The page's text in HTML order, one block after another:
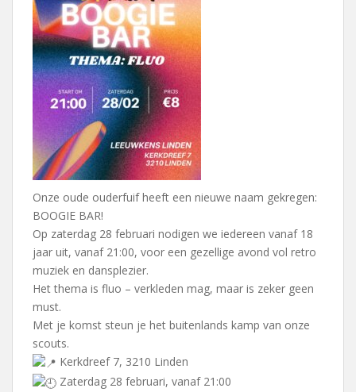
Onze oude ouderfuif heeft een nieuwe naam gekregen:
BOOGIE BAR!
Op zaterdag 28 februari nodigen we iedereen vanaf 18
jaar uit, vanaf 21:00, voor een gezellige avond vol retro
muziek en dansplezier.
Het thema is fluo – verkleden mag, maar is zeker geen
must.
Met je komst steun je het buitenlands kamp van onze
scouts.
Kerkdreef 7, 3210 Linden
Zaterdag 28 februari, vanaf 21:00